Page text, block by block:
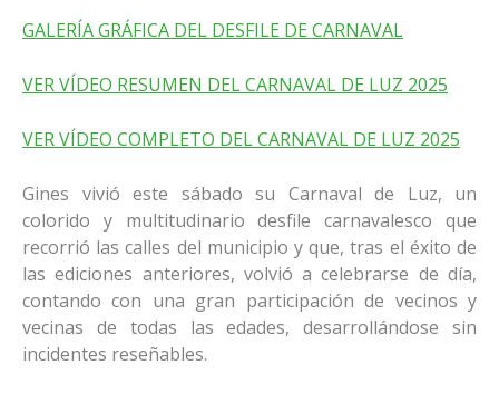
GALERÍA GRÁFICA DEL DESFILE DE CARNAVAL
VER VÍDEO RESUMEN DEL CARNAVAL DE LUZ 2025
VER VÍDEO COMPLETO DEL CARNAVAL DE LUZ 2025
Gines vivió este sábado su Carnaval de Luz, un
colorido y multitudinario desfile carnavalesco que
recorrió las calles del municipio y que, tras el éxito de
las ediciones anteriores, volvió a celebrarse de día,
contando con una gran participación de vecinos y
vecinas de todas las edades, desarrollándose sin
incidentes reseñables.